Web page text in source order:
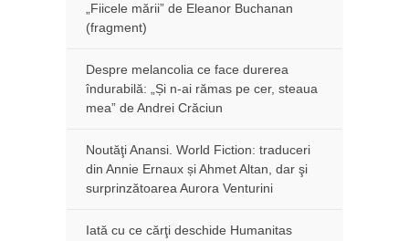
„Fiicele mării” de Eleanor Buchanan
(fragment)
Despre melancolia ce face durerea
îndurabilă: „Și n-ai rămas pe cer, steaua
mea” de Andrei Crăciun
Noutăţi Anansi. World Fiction: traduceri
din Annie Ernaux și Ahmet Altan, dar şi
surprinzătoarea Aurora Venturini
Iată cu ce cărţi deschide Humanitas